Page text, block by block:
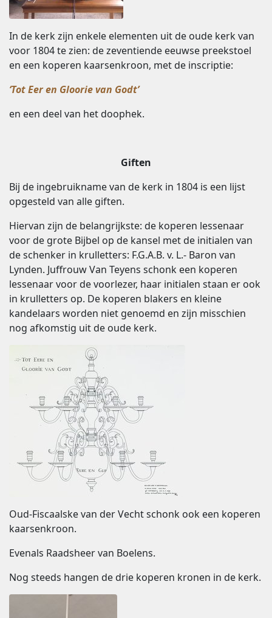
In de kerk zijn enkele elementen uit de oude kerk van
voor 1804 te zien: de zeventiende eeuwse preekstoel
en een koperen kaarsenkroon, met de inscriptie:
‘Tot Eer en Gloorie van Godt’
en een deel van het doophek.
Giften
Bij de ingebruikname van de kerk in 1804 is een lijst
opgesteld van alle giften.
Hiervan zijn de belangrijkste: de koperen lessenaar
voor de grote Bijbel op de kansel met de initialen van
de schenker in krulletters: F.G.A.B. v. L.- Baron van
Lynden. Juffrouw Van Teyens schonk een koperen
lessenaar voor de voorlezer, haar initialen staan er ook
in krulletters op. De koperen blakers en kleine
kandelaars worden niet genoemd en zijn misschien
nog afkomstig uit de oude kerk.
Oud-Fiscaalske van der Vecht schonk ook een koperen
kaarsenkroon.
Evenals Raadsheer van Boelens.
Nog steeds hangen de drie koperen kronen in de kerk.